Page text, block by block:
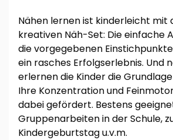
Nähen lernen ist kinderleicht mit
kreativen Näh-Set: Die einfache
die vorgegebenen
ein rasches Erfolgserlebnis. Und
erlernen die Kinder die
Ihre Konzentration und
dabei gefördert. Bestens
Gruppenarbeiten in der Schule,
Kindergeburtstag u.v.m.